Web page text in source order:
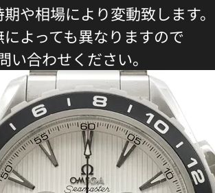
や相場により変動致します。
よっても異なりますので
合わせください。